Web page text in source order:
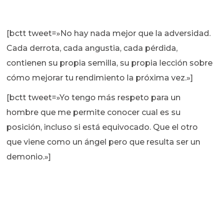
[bctt tweet=»No hay nada mejor que la adversidad.
Cada derrota, cada angustia, cada pérdida,
contienen su propia semilla, su propia lección sobre
cómo mejorar tu rendimiento la próxima vez.»]
[bctt tweet=»Yo tengo más respeto para un
hombre que me permite conocer cual es su
posición, incluso si está equivocado. Que el otro
que viene como un ángel pero que resulta ser un
demonio.»]